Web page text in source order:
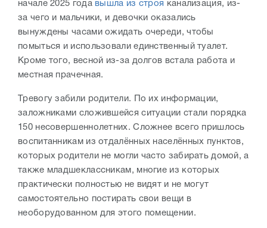
начале 2025 года вышла из строя канализация, из-
за чего и мальчики, и девочки оказались
вынуждены часами ожидать очереди, чтобы
помыться и использовали единственный туалет.
Кроме того, весной из-за долгов встала работа и
местная прачечная.
Тревогу забили родители. По их информации,
заложниками сложившейся ситуации стали порядка
150 несовершеннолетних. Сложнее всего пришлось
воспитанникам из отдалённых населённых пунктов,
которых родители не могли часто забирать домой, а
также младшеклассникам, многие из которых
практически полностью не видят и не могут
самостоятельно постирать свои вещи в
необорудованном для этого помещении.